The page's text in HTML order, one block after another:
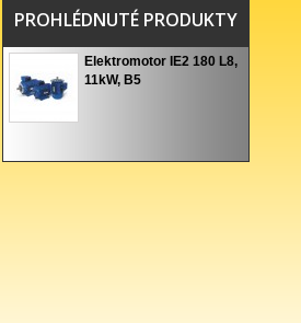
PROHLÉDNUTÉ PRODUKTY
Elektromotor IE2 180 L8,
11kW, B5